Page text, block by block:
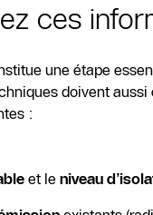
ces
une étape
doivent
:
et le niveau